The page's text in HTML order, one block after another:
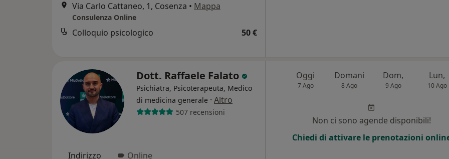
Via Carlo Cattaneo, 1, Cosenza • Mappa
Consulenza Online
Colloquio psicologico 50 €
Dott. Raffaele Falato
Psichiatra, Psicoterapeuta, Medico
di medicina generale · Altro
507 recensioni
Indirizzo Online
Oggi
7 Ago
Domani
8 Ago
Dom,
9 Ago
Lun,
10 Ago
Non ci sono agende disponibili!
Chiedi di attivare le prenotazioni